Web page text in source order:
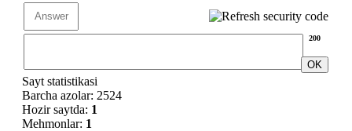
200
Sayt statistikasi
Barcha azolar: 2524
Hozir saytda: 1
Mehmonlar: 1